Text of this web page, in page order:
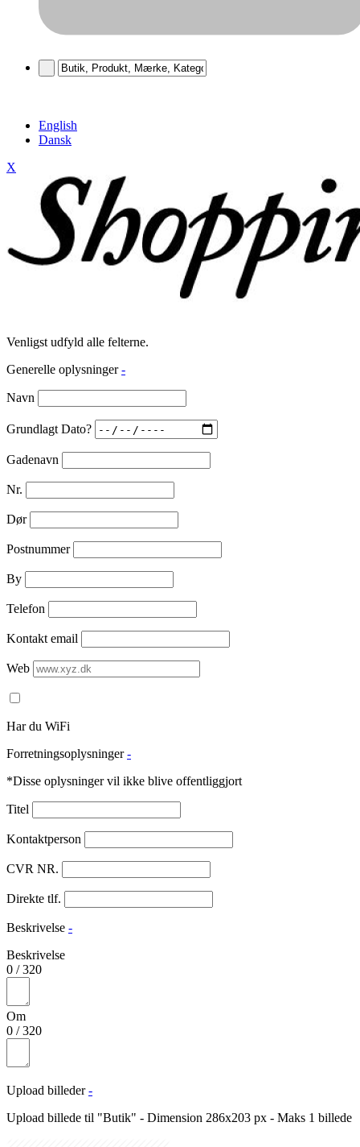
English
Dansk
X
Venligst udfyld alle felterne.
Generelle oplysninger -
Navn
Grundlagt Dato?
Gadenavn
Nr.
Dør
Postnummer
By
Telefon
Kontakt email
Web
Har du WiFi
Forretningsoplysninger -
*Disse oplysninger vil ikke blive offentliggjort
Titel
Kontaktperson
CVR NR.
Direkte tlf.
Beskrivelse -
Beskrivelse
0 /320
Om
0 /320
Upload billeder -
Upload billede til "Butik" - Dimension 286x203 px - Maks 1 billede